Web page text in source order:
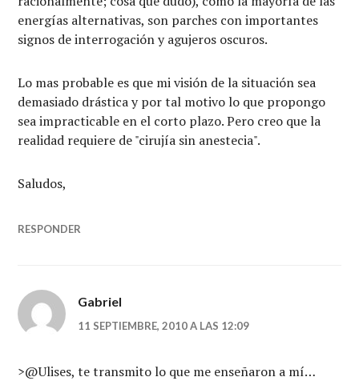
energías alternativas, son parches con importantes
signos de interrogación y agujeros oscuros.
Lo mas probable es que mi visión de la situación sea
demasiado drástica y por tal motivo lo que propongo
sea impracticable en el corto plazo. Pero creo que la
realidad requiere de "cirujía sin anestecia".
Saludos,
RESPONDER
Gabriel
11 SEPTIEMBRE, 2010 A LAS 12:09
>@Ulises, te transmito lo que me enseñaron a mí…